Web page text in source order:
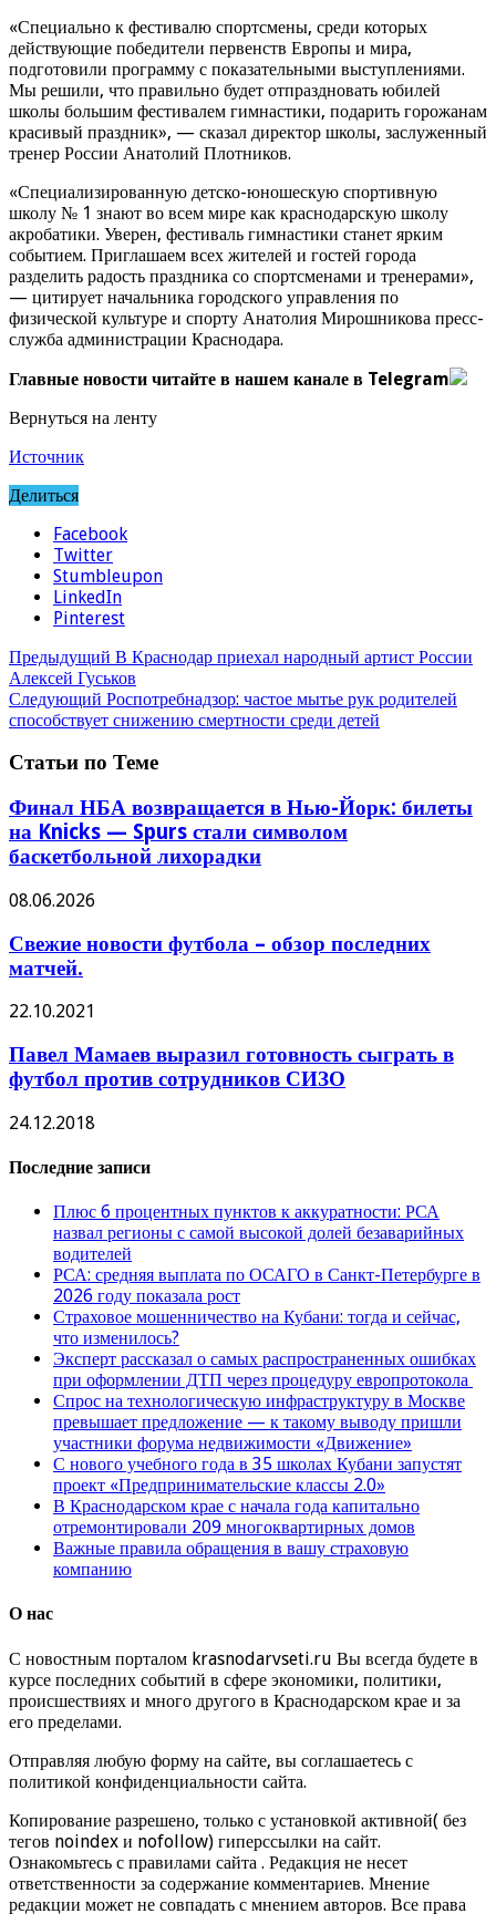
«Специально к фестивалю спортсмены, среди которых
действующие победители первенств Европы и мира,
подготовили программу с показательными выступлениями.
Мы решили, что правильно будет отпраздновать юбилей
школы большим фестивалем гимнастики, подарить горожанам
красивый праздник», — сказал директор школы, заслуженный
тренер России Анатолий Плотников.
«Специализированную детско-юношескую спортивную
школу № 1 знают во всем мире как краснодарскую школу
акробатики. Уверен, фестиваль гимнастики станет ярким
событием. Приглашаем всех жителей и гостей города
разделить радость праздника со спортсменами и тренерами»,
— цитирует начальника городского управления по
физической культуре и спорту Анатолия Мирошникова пресс-
служба администрации Краснодара.
Главные новости читайте в нашем канале в Telegram
Вернуться на ленту
Источник
Делиться
Facebook
Twitter
Stumbleupon
LinkedIn
Pinterest
Предыдущий В Краснодар приехал народный артист России
Алексей Гуськов
Следующий Роспотребнадзор: частое мытье рук родителей
способствует снижению смертности среди детей
Статьи по Теме
Финал НБА возвращается в Нью-Йорк: билеты
на Knicks — Spurs стали символом
баскетбольной лихорадки
08.06.2026
Свежие новости футбола – обзор последних
матчей.
22.10.2021
Павел Мамаев выразил готовность сыграть в
футбол против сотрудников СИЗО
24.12.2018
Последние записи
Плюс 6 процентных пунктов к аккуратности: РСА
назвал регионы с самой высокой долей безаварийных
водителей
РСА: средняя выплата по ОСАГО в Санкт-Петербурге в
2026 году показала рост
Страховое мошенничество на Кубани: тогда и сейчас,
что изменилось?
Эксперт рассказал о самых распространенных ошибках
при оформлении ДТП через процедуру европротокола
Спрос на технологическую инфраструктуру в Москве
превышает предложение — к такому выводу пришли
участники форума недвижимости «Движение»
С нового учебного года в 35 школах Кубани запустят
проект «Предпринимательские классы 2.0»
В Краснодарском крае с начала года капитально
отремонтировали 209 многоквартирных домов
Важные правила обращения в вашу страховую
компанию
О нас
С новостным порталом krasnodarvseti.ru Вы всегда будете в
курсе последних событий в сфере экономики, политики,
происшествиях и много другого в Краснодарском крае и за
его пределами.
Отправляя любую форму на сайте, вы соглашаетесь с
политикой конфиденциальности сайта.
Копирование разрешено, только с установкой активной( без
тегов noindex и nofollow) гиперссылки на сайт.
Ознакомьтесь с правилами сайта . Редакция не несет
ответственности за содержание комментариев. Мнение
редакции может не совпадать с мнением авторов. Все права